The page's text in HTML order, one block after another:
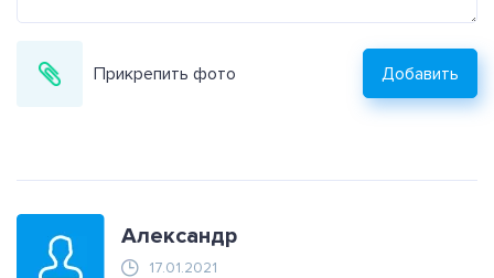
Прикрепить фото Добавить
Александр
17.01.2021